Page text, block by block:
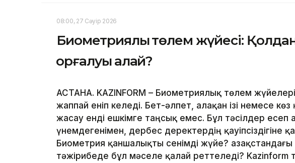
08:00, 27 Сәуір 2026
Биометриялық төлем жүйесі:
қорғалуы қалай?
АСТАНА. KAZINFORM – Биометриялық төлем
жаппай еніп келеді. Бет-әлпет, алақан ізі немесе
жасау енді ешкімге таңсық емес. Бұл тәсілдер есеп
үнемдегенімен, дербес деректердің қауіпсіздігіне
Биометрия қаншалықты сенімді жүйе?
тәжірибеде бұл мәселе қалай реттеледі? Kazinform